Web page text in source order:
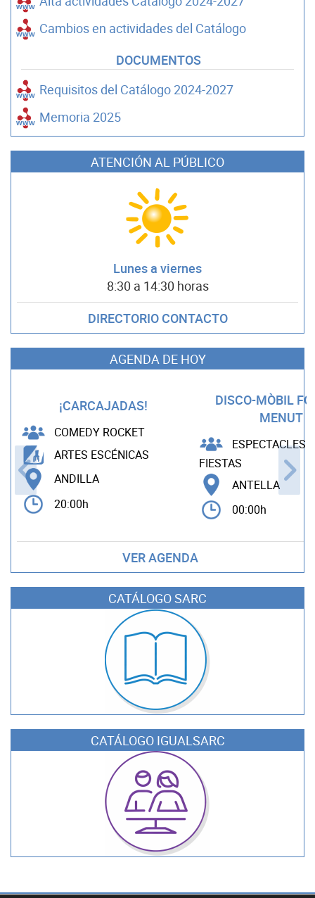
Cambios en actividades del Catálogo
DOCUMENTOS
Requisitos del Catálogo 2024-2027
Memoria 2025
ATENCIÓN AL PÚBLICO
Lunes a viernes
8:30 a 14:30 horas
DIRECTORIO CONTACTO
AGENDA DE HOY
¡CARCAJADAS!
COMEDY ROCKET
ARTES ESCÉNICAS
ANDILLA
20:00h
DISCO-MÒBIL
MENUT
ESPECTACLES
FIESTAS
ANTELLA
00:00h
VER AGENDA
CATÁLOGO SARC
CATÁLOGO IGUALSARC